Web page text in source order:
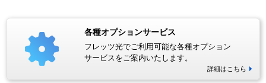
各種オプションサービス
フレッツ光でご利用可能な各種オプション
サービスをご案内いたします。
詳細はこちら